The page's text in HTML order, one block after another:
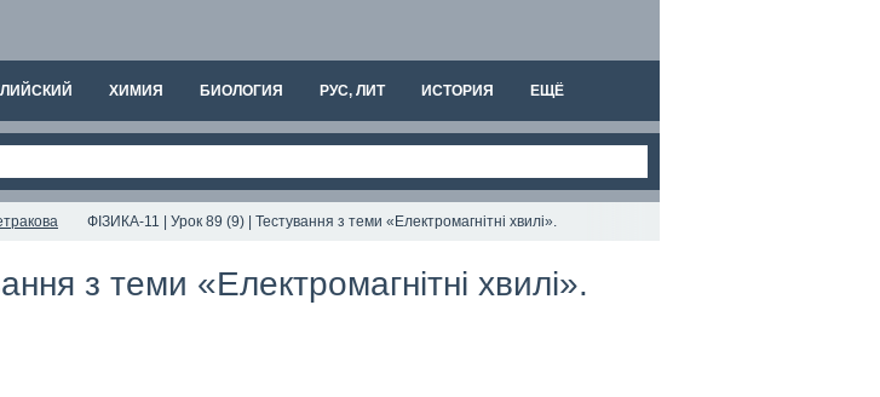
ХИМИЯ БИОЛОГИЯ РУС, ЛИТ ИСТОРИЯ ЕЩЁ
ФІЗИКА-11 | Урок 89 (9) | Тестування з теми «Електромагнітні хвилі».
з теми «Електромагнітні хвилі».